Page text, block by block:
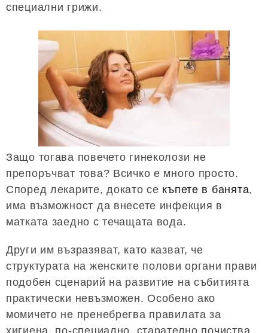
специални грижи.
Защо тогава повечето гинеколози не
препоръчват това? Всичко е много просто.
Според лекарите, докато се къпете в банята,
има възможност да внесете инфекция в
матката заедно с течащата вода.
Други им възразяват, като казват, че
структурата на женските полови органи прави
подобен сценарий на развитие на събитията
практически невъзможен. Особено ако
момичето не пренебрегва правилата за
хигиена, по-специално, старателно почиства